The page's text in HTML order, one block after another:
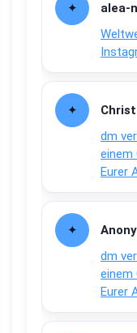
alea-
dm
einem
Eurer
dm
einem
Eurer